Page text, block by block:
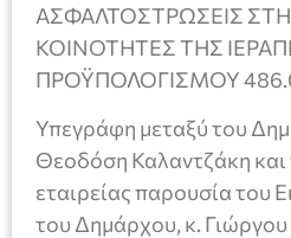
ΑΣΦΑΛΤΟΣΤΡΩΣΕΙΣ
ΚΟΙΝΟΤΗΤΕΣ ΤΗΣ
ΠΡΟΫΠΟΛΟΓΙΣΜΟΥ
Υπεγράφη μεταξύ του
Θεοδόση Καλαντζάκη
εταιρείας παρουσία του
του Δημάρχου, κ. Γιώργου